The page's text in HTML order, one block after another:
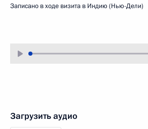
Записано в ходе визита в Индию (Нью-Дели)
Загрузить аудио